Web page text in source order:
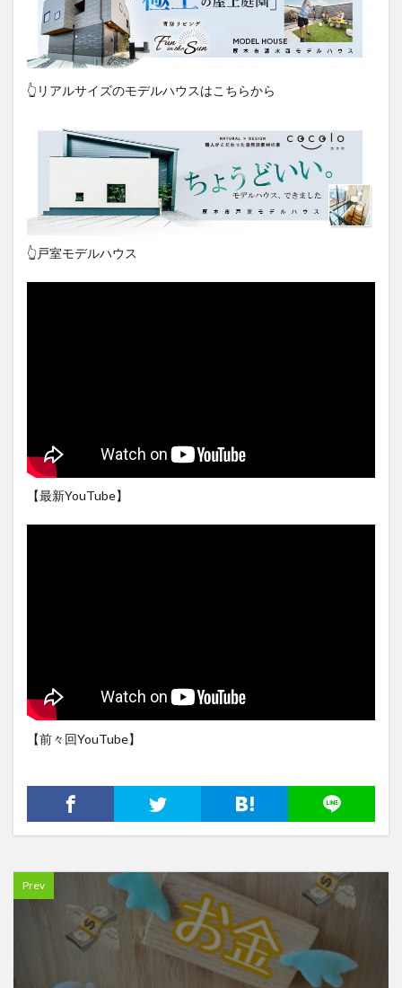
👆リアルサイズのモデルハウスはこちらから
👆戸室モデルハウス
【最新YouTube】
【前々回YouTube】
Prev